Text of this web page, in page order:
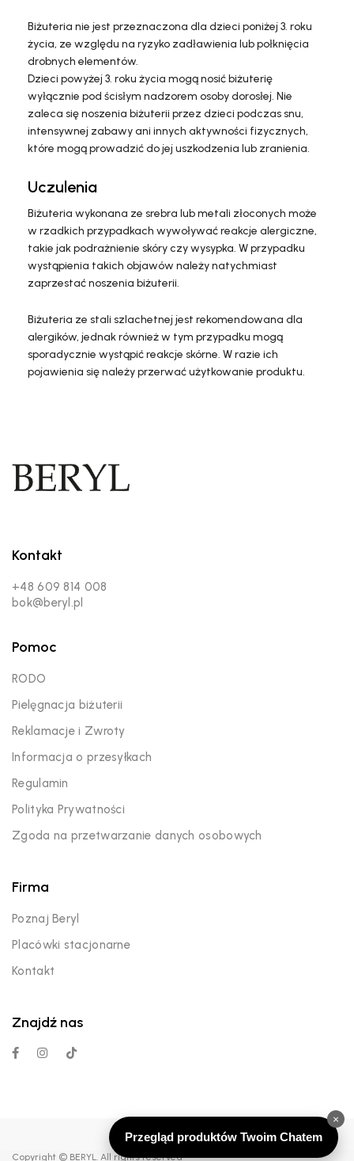
Biżuteria nie jest przeznaczona dla dzieci poniżej 3. roku
życia, ze względu na ryzyko zadławienia lub połknięcia
drobnych elementów.
Dzieci powyżej 3. roku życia mogą nosić biżuterię
wyłącznie pod ścisłym nadzorem osoby dorosłej. Nie
zaleca się noszenia biżuterii przez dzieci podczas snu,
intensywnej zabawy ani innych aktywności fizycznych,
które mogą prowadzić do jej uszkodzenia lub zranienia.
Uczulenia
Biżuteria wykonana ze srebra lub metali złoconych może
w rzadkich przypadkach wywoływać reakcje alergiczne,
takie jak podrażnienie skóry czy wysypka. W przypadku
wystąpienia takich objawów należy natychmiast
zaprzestać noszenia biżuterii.
Biżuteria ze stali szlachetnej jest rekomendowana dla
alergików, jednak również w tym przypadku mogą
sporadycznie wystąpić reakcje skórne. W razie ich
pojawienia się należy przerwać użytkowanie produktu.
Kontakt
+48 609 814 008
bok@beryl.pl
Pomoc
RODO
Pielęgnacja biżuterii
Reklamacje i Zwroty
Informacja o przesyłkach
Regulamin
Polityka Prywatności
Zgoda na przetwarzanie danych osobowych
Firma
Poznaj Beryl
Placówki stacjonarne
Kontakt
Znajdź nas
Copyright © BERYL. All rights reserved
×
Przegląd produktów Twoim Chatem